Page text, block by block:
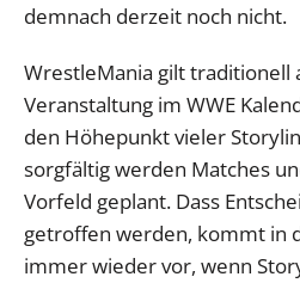
demnach derzeit noch nicht.
WrestleMania gilt traditionell
Veranstaltung im WWE
den Höhepunkt vieler
sorgfältig werden Matches
Vorfeld geplant. Dass
getroffen werden, kommt in
immer wieder vor, wenn